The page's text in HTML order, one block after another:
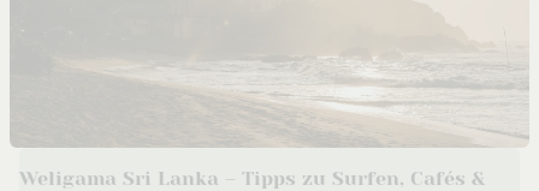
Weligama Sri Lanka – Tipps zu Surfen, Cafés &